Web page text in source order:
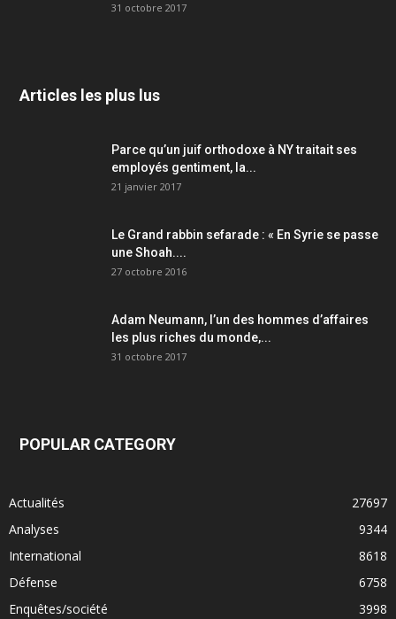
31 octobre 2017
Articles les plus lus
Parce qu’un juif orthodoxe à NY traitait ses
employés gentiment, la...
21 janvier 2017
Le Grand rabbin sefarade : « En Syrie se passe
une Shoah....
27 octobre 2016
Adam Neumann, l’un des hommes d’affaires
les plus riches du monde,...
31 octobre 2017
POPULAR CATEGORY
Actualités
27697
Analyses
9344
International
8618
Défense
6758
Enquêtes/société
3998